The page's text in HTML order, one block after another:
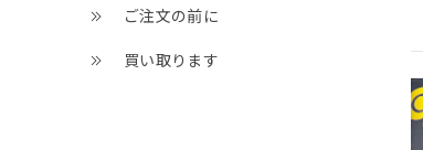
ご注文の前に
買い取ります